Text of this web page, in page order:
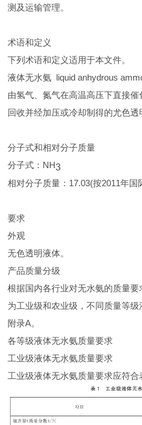
测及运输管理。
术语和定义
下列术语和定义适用于本文件。
液体无水氨 liquid anhydrous
由氢气、氮气在高温高压下直接
回收并经加压或冷却制得的尤色透
分子式和相对分子质量
分子式：NH3
相对分子质量：17.03(按2011年国
要求
外观
无色透明液体。
产品质量分级
根据国内各行业对无水氨的质量
为工业级和农业级，不同质量等
附录A。
各等级液体无水氨质量要求
工业级液体无水氨质量要求
工业级液体无水氨质量要求应符合